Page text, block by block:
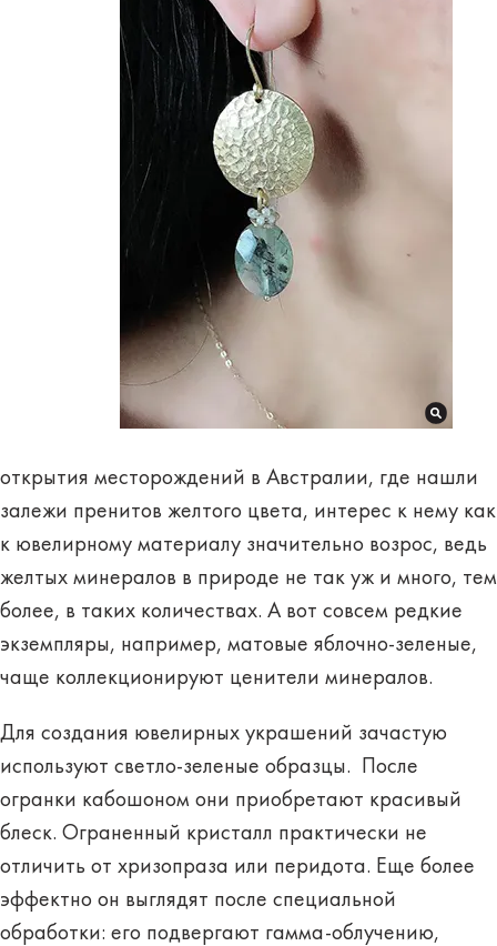
открытия месторождений в Австралии, где нашли
залежи пренитов желтого цвета, интерес к нему как
к ювелирному материалу значительно возрос, ведь
желтых минералов в природе не так уж и много, тем
более, в таких количествах. А вот совсем редкие
экземпляры, например, матовые яблочно-зеленые,
чаще коллекционируют ценители минералов.
Для создания ювелирных украшений зачастую
используют светло-зеленые образцы. После
огранки кабошоном они приобретают красивый
блеск. Ограненный кристалл практически не
отличить от хризопраза или перидота. Еще более
эффектно он выглядят после специальной
обработки: его подвергают гамма-облучению,